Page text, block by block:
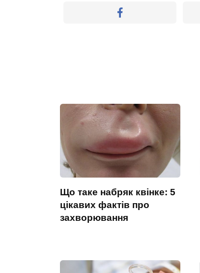
Що таке набряк квінке: 5
цікавих фактів про
захворювання